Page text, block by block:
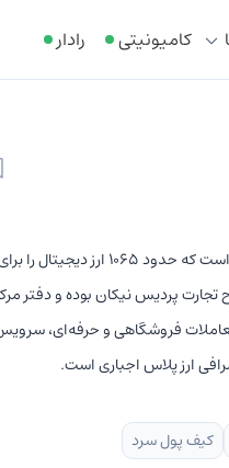
کامیونیتی رادار
صرافی ارز پلاس یک پلتفرم خرید و فروش ارزهای دیجیتال در بازار اسپات است که حدود 1065 ارز دیجیتال
تجارت پردیس نیکان بوده و دفتر
معاملات فروشگاهی و حرفه‌ای،
ارز پلاس اجباری است.
کیف پول سرد